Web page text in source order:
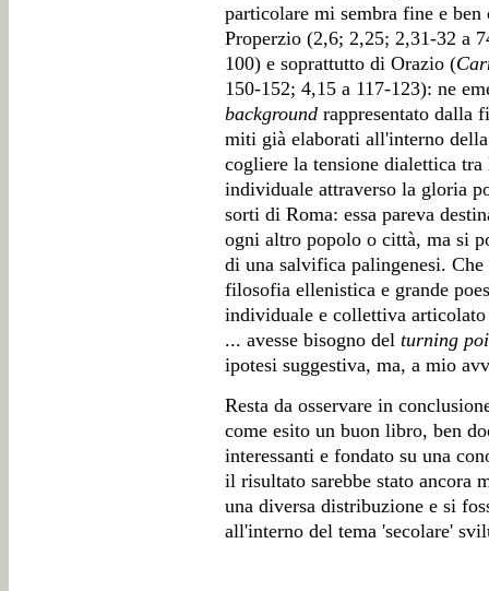
particolare mi sembra fine e
Properzio (2,6; 2,25; 2,31-32 a
100) e soprattutto di Orazio (
150-152; 4,15 a 117-123): ne
background rappresentato dalla
miti già elaborati all'interno
cogliere la tensione dialettica
individuale attraverso la gloria
sorti di Roma: essa pareva
ogni altro popolo o città, ma si
di una salvifica palingenesi.
filosofia ellenistica e grande
individuale e collettiva
... avesse bisogno del turning
ipotesi suggestiva, ma, a mio
Resta da osservare in
come esito un buon libro, ben
interessanti e fondato su una
il risultato sarebbe stato ancora
una diversa distribuzione e si
all'interno del tema 'secolare'